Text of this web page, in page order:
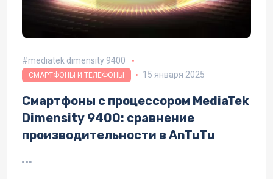
mediatek dimensity 9400
СМАРТФОНЫ И ТЕЛЕФОНЫ 15 января 2025
Смартфоны с процессором MediaTek
Dimensity 9400: сравнение
производительности в AnTuTu